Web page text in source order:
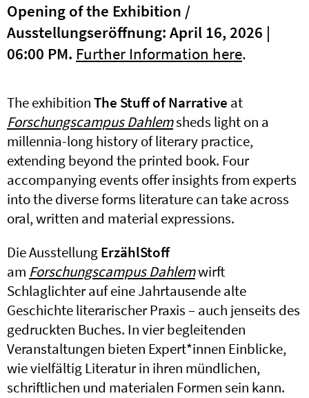
Opening of the Exhibition /
Ausstellungseröffnung: April 16, 2026 |
06:00 PM. Further Information here.
The exhibitionThe Stuff of Narrative at
Forschungscampus Dahlemsheds light on a
millennia-long history of literary practice,
extending beyond the printed book. Four
accompanying events offer insights from experts
into the diverse forms literature can take across
oral, written and material expressions.
Die AusstellungErzählStoff
am Forschungscampus Dahlemwirft
Schlaglichter auf eine Jahrtausende alte
Geschichte literarischer Praxis – auch jenseits des
gedruckten Buches. In vier begleitenden
Veranstaltungen bieten Expert*innen Einblicke,
wie vielfältig Literatur in ihren mündlichen,
schriftlichen und materialen Formen sein kann.